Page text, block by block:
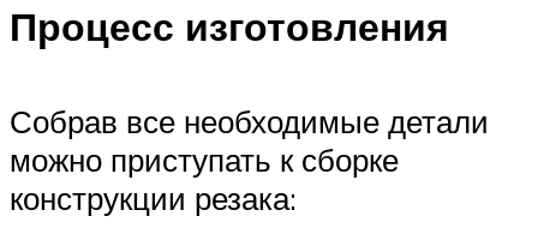
Процесс изготовления
Собрав все необходимые детали
можно приступать к сборке
конструкции резака: